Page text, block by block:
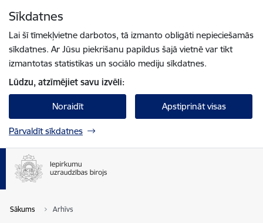
Sīkdatnes
Lai šī tīmekļvietne darbotos, tā izmanto obligāti nepieciešamās
sīkdatnes. Ar Jūsu piekrišanu papildus šajā vietnē var tikt
izmantotas statistikas un sociālo mediju sīkdatnes.
Lūdzu, atzīmējiet savu izvēli:
Noraidīt Apstiprināt visas
Pārvaldīt sīkdatnes
Sākums Arhīvs